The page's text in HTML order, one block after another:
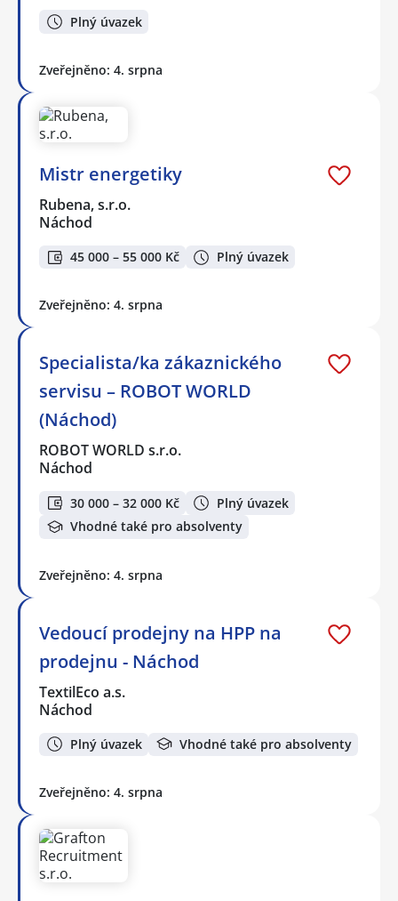
Plný úvazek
Zveřejněno: 4. srpna
Mistr energetiky
Rubena, s.r.o.
Náchod
45 000 – 55 000 Kč Plný úvazek
Zveřejněno: 4. srpna
Specialista/ka zákaznického
servisu – ROBOT WORLD
(Náchod)
ROBOT WORLD s.r.o.
Náchod
30 000 – 32 000 Kč
Plný úvazek
Vhodné také pro absolventy
Zveřejněno: 4. srpna
Vedoucí prodejny na HPP na
prodejnu - Náchod
TextilEco a.s.
Náchod
Plný úvazek Vhodné také pro absolventy
Zveřejněno: 4. srpna